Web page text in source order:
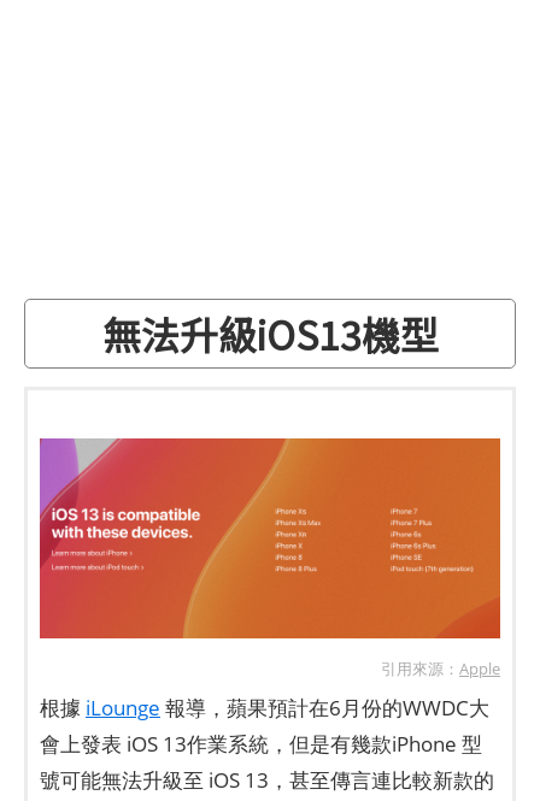
無法升級iOS13機型
引用來源： Apple
根據 iLounge 報導，蘋果預計在6月份的WWDC大
會上發表 iOS 13作業系統，但是有幾款iPhone 型
號可能無法升級至 iOS 13，甚至傳言連比較新款的